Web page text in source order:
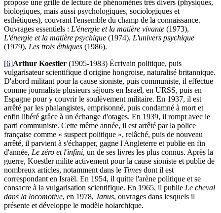
propose une grille de lecture de phénomènes très divers (physiques,
biologiques, mais aussi psychologiques, sociologiques et
esthétiques), couvrant l'ensemble du champ de la connaissance.
Ouvrages essentiels : L'énergie et la matière vivante (1973),
L'énergie et la matière psychique (1974), L'univers psychique
(1979), Les trois éthiques (1986).
[6]Arthur Koestler (1905-1983) Écrivain politique, puis
vulgarisateur scientifique d'origine hongroise, naturalisé britannique.
D'abord militant pour la cause sioniste, puis communiste, il effectue
comme journaliste plusieurs séjours en Israël, en URSS, puis en
Espagne pour y couvrir le soulèvement militaire. En 1937, il est
arrêté par les phalangistes, emprisonné, puis condamné à mort et
enfin libéré grâce à un échange d'otages. En 1939, il rompt avec le
parti communiste. Cette même année, il est arrêté par la police
française comme « suspect politique », relâché, puis de nouveau
arrêté, il parvient à s'échapper, gagne l'Angleterre et publie en fin
d'année, Le zéro et l'infini, un de ses livres les plus connus. Après la
guerre, Koestler milite activement pour la cause sioniste et publie de
nombreux articles, notamment dans le Times dont il est
correspondant en Israël. En 1954, il quitte l'arène politique et se
consacre à la vulgarisation scientifique. En 1965, il publie Le cheval
dans la locomotive, en 1978, Janus, ouvrages dans lesquels il
présente et développe le modèle holarchique.